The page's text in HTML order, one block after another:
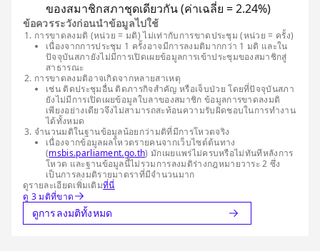
ของสมาชิกสภาชุดเดียวกัน (ค่าเฉลี่ย = 2.24%)
ข้อควรระวังก่อนนำข้อมูลไปใช้
การขาดลงมติ (หน่วย = มติ) ไม่เท่ากับการขาดประชุม (หน่วย = ครั้ง)
เนื่องจากการประชุม 1 ครั้งอาจมีการลงมติมากกว่า 1 มติ และใน
ปัจจุบันสภายังไม่มีการเปิดเผยข้อมูลการเข้าประชุมของสมาชิกสู่
สาธารณะ
การขาดลงมติอาจเกิดจากหลายสาเหตุ
เช่น ติดประชุมอื่น ติดภารกิจสำคัญ หรือเจ็บป่วย โดยที่ปัจจุบันสภา
ยังไม่มีการเปิดเผยข้อมูลใบลาของสมาชิก ข้อมูลการขาดลงมติ
เพียงอย่างเดียวจึงไม่สามารถสะท้อนความรับผิดชอบในการทำงาน
ได้ทั้งหมด
จำนวนมติในฐานข้อมูลน้อยกว่ามติที่มีการโหวตจริง
เนื่องจากข้อมูลผลโหวตรายคนจากเว็บไซต์ต้นทาง
(msbis.parliament.go.th) มักเผยแพร่ไม่ครบหรือไม่ทันทีหลังการ
โหวต และฐานข้อมูลนี้ไม่รวมการลงมติร่างกฎหมายวาระ 2 ซึ่ง
เป็นการลงมติรายมาตราที่มีจำนวนมาก
ดูรายละเอียดเพิ่มเติมที่นี่
ดู 3 มติที่ขาด
ดูการลงมติทั้งหมด